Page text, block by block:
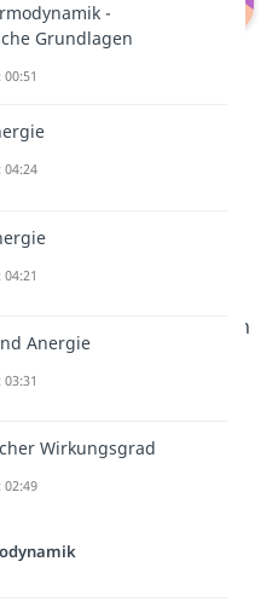
von dem Luftballon
mit der Umgebung
im Allgemeinen
einem
-
Grundlagen
Anergie
Wirkungsgrad